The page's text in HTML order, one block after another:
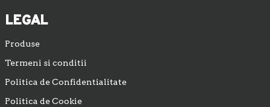
LEGAL
Produse
Termeni si conditii
Politica de Confidentialitate
Politica de Cookie